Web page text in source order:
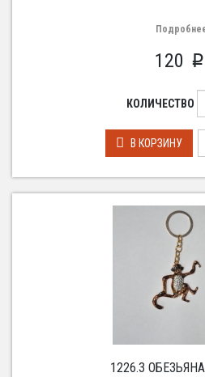
120 p
КОЛИЧЕСТВО
В КОРЗИНУ
1226.3